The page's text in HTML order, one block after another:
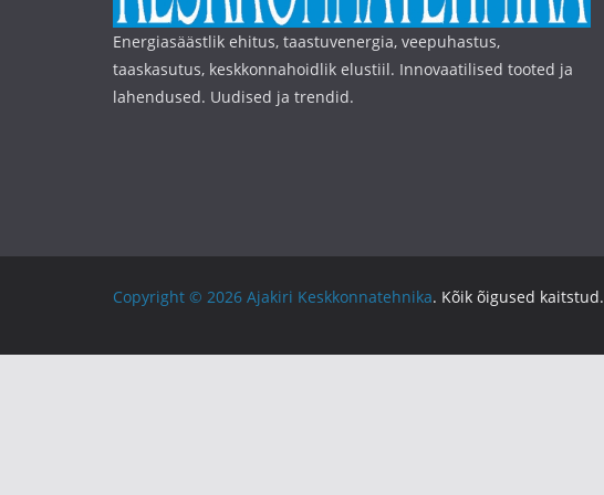
Energiasäästlik ehitus, taastuvenergia, veepuhastus,
taaskasutus, keskkonnahoidlik elustiil. Innovaatilised tooted ja
lahendused. Uudised ja trendid.
Copyright © 2026 Ajakiri Keskkonnatehnika. Kõik õigused kaitstud.